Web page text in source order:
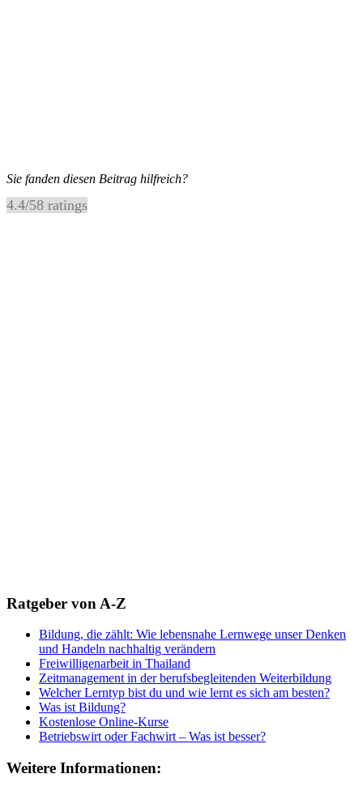
Sie fanden diesen Beitrag hilfreich?
4.4/58 ratings
Ratgeber von A-Z
Bildung, die zählt: Wie lebensnahe Lernwege unser Denken
und Handeln nachhaltig verändern
Freiwilligenarbeit in Thailand
Zeitmanagement in der berufsbegleitenden Weiterbildung
Welcher Lerntyp bist du und wie lernt es sich am besten?
Was ist Bildung?
Kostenlose Online-Kurse
Betriebswirt oder Fachwirt – Was ist besser?
Weitere Informationen: